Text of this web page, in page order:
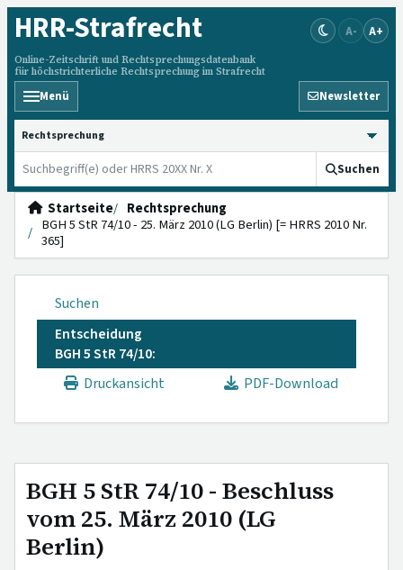
HRR-Strafrecht
Online-Zeitschrift und Rechtsprechungsdatenbank
für höchstrichterliche Rechtsprechung im Strafrecht
A- A+
Menü Newsletter
HRRS durchsuchen
Suchen
Startseite
Rechtsprechung
BGH 5 StR 74/10 - 25. März 2010 (LG Berlin) [= HRRS 2010 Nr.
365]
Suchen
Entscheidung
BGH 5 StR 74/10:
Druckansicht
PDF-Download
BGH 5 StR 74/10 - Beschluss
vom 25. März 2010 (LG
Berlin)